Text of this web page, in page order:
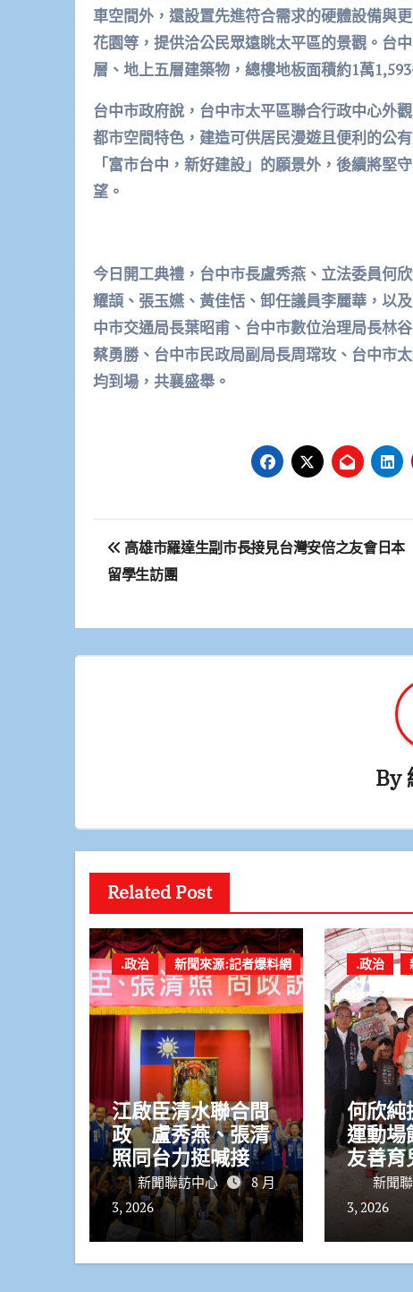
車空間外，還設置先進符合需求的硬體設備與
花園等，提供洽公民眾遠眺太平區的景觀。台
層、地上五層建築物，總樓地板面積約1萬
台中市政府說，台中市太平區聯合行政中心外
都市空間特色，建造可供居民漫遊且便利的公
「富市台中，新好建設」的願景外，後續將堅
望。
今日開工典禮，台中市長盧秀燕、立法委員何
耀頡、張玉嬿、黃佳恬、卸任議員李麗華，以
中市交通局長葉昭甫、台中市數位治理局長林
蔡勇勝、台中市民政局副局長周瑺玫、台中市
均到場，共襄盛舉。
文
章
覽
高雄市羅達生副市長接見台灣安倍之友會日本
留學生訪團
By
Related Post
.政治 新聞來源:記者爆料網
江啟臣清水聯合問
政 盧秀燕、張清
照同台力挺喊接棒
拚國際臺中
新聞聯訪中心
8 月
3, 2026
.政治
何欣純
運動
友善育
應高
新聞
3, 2026